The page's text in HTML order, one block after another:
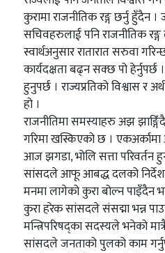
कुरामा राजनीतिक रङ्ग छर्नु हुँदैन
सचिवहरुलाई पनि राजनीतिक
स्वार्थअनुसार रातारात सरुवा
कार्यदक्षता बढ्न सक्छ पो हेर्नुपर्छ
हुनुपर्छ । राज्यप्रतिको विश्वास
हो ।
राजनीतिमा समस्याहरु अझ
गरिमा खस्किएको छ । एकअर्कामा
आज झगडा, भोलि सत्ता परिवर्तन
सांसदले आफू आबद्ध दलको निर्देशन
मनमा लागेको कुरा बोल्न पाइँदैन
कुरा हरेक सांसदले संसद्मा भन्न
मन्त्रिपरिषद्का सदस्यले भनेको
सांसदले जनताको पुलको काम